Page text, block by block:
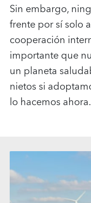
Sin embargo,
frente por sí solo
cooperación
importante que
un planeta
nietos si
lo hacemos ahora.